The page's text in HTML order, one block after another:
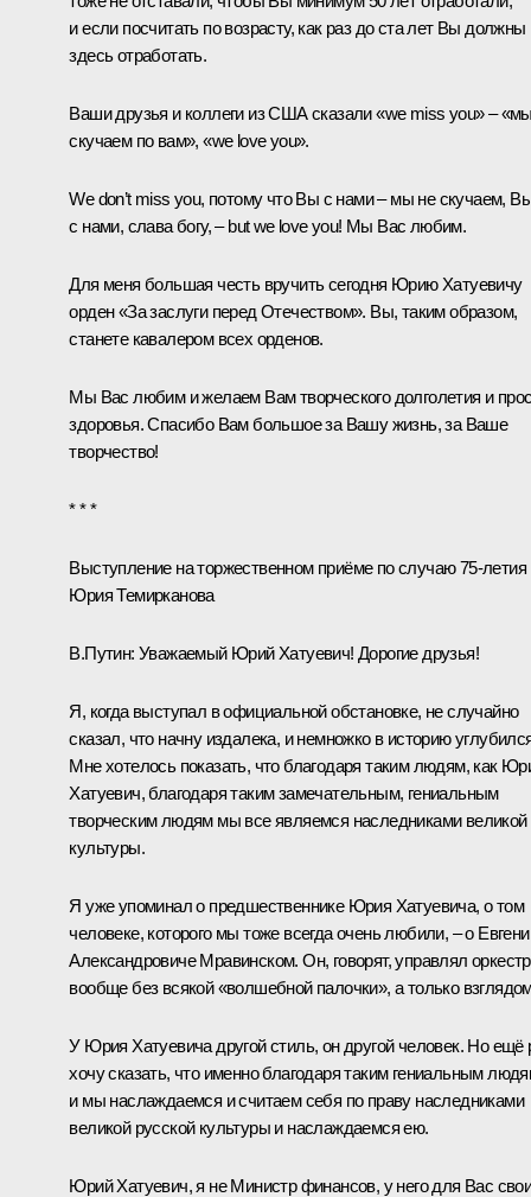
и если посчитать по возрасту, как раз до ста лет Вы должны
здесь отработать.
Ваши друзья и коллеги из США сказали «we miss you» –
скучаем по вам», «we love you».
We don’t miss you, потому что Вы с нами – мы не скучаем,
с нами, слава богу, – but we love you! Мы Вас любим.
Для меня большая честь вручить сегодня Юрию Хатуевичу
орден «За заслуги перед Отечеством». Вы, таким образом,
станете кавалером всех орденов.
Мы Вас любим и желаем Вам творческого долголетия и
здоровья. Спасибо Вам большое за Вашу жизнь, за Ваше
творчество!
* * *
Выступление на торжественном приёме по случаю 75-летия
Юрия Темирканова
В.Путин: Уважаемый Юрий Хатуевич! Дорогие друзья!
Я, когда выступал в официальной обстановке, не случайно
сказал, что начну издалека, и немножко в историю
Мне хотелось показать, что благодаря таким людям, как
Хатуевич, благодаря таким замечательным, гениальным
творческим людям мы все являемся наследниками великой
культуры.
Я уже упоминал о предшественнике Юрия Хатуевича, о том
человеке, которого мы тоже всегда очень любили, – о
Александровиче Мравинском. Он, говорят, управлял
вообще без всякой «волшебной палочки», а только
У Юрия Хатуевича другой стиль, он другой человек. Но ещё
хочу сказать, что именно благодаря таким гениальным
и мы наслаждаемся и считаем себя по праву наследниками
великой русской культуры и наслаждаемся ею.
Юрий Хатуевич, я не Министр финансов, у него для Вас